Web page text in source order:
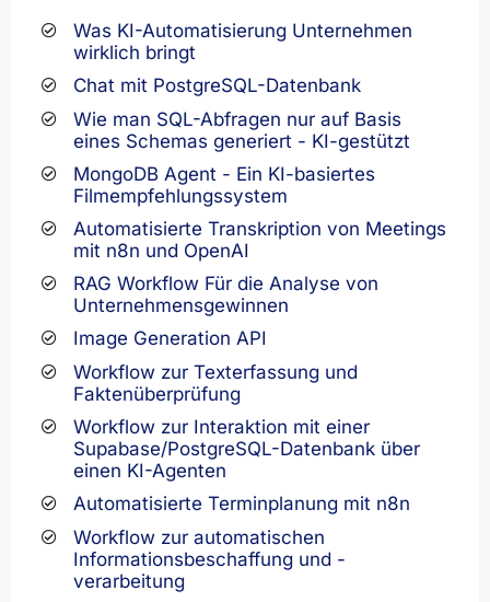
Was KI-Automatisierung Unternehmen
wirklich bringt
Chat mit PostgreSQL-Datenbank
Wie man SQL-Abfragen nur auf Basis
eines Schemas generiert - KI-gestützt
MongoDB Agent - Ein KI-basiertes
Filmempfehlungssystem
Automatisierte Transkription von Meetings
mit n8n und OpenAI
RAG Workflow Für die Analyse von
Unternehmensgewinnen
Image Generation API
Workflow zur Texterfassung und
Faktenüberprüfung
Workflow zur Interaktion mit einer
Supabase/PostgreSQL-Datenbank über
einen KI-Agenten
Automatisierte Terminplanung mit n8n
Workflow zur automatischen
Informationsbeschaffung und -
verarbeitung